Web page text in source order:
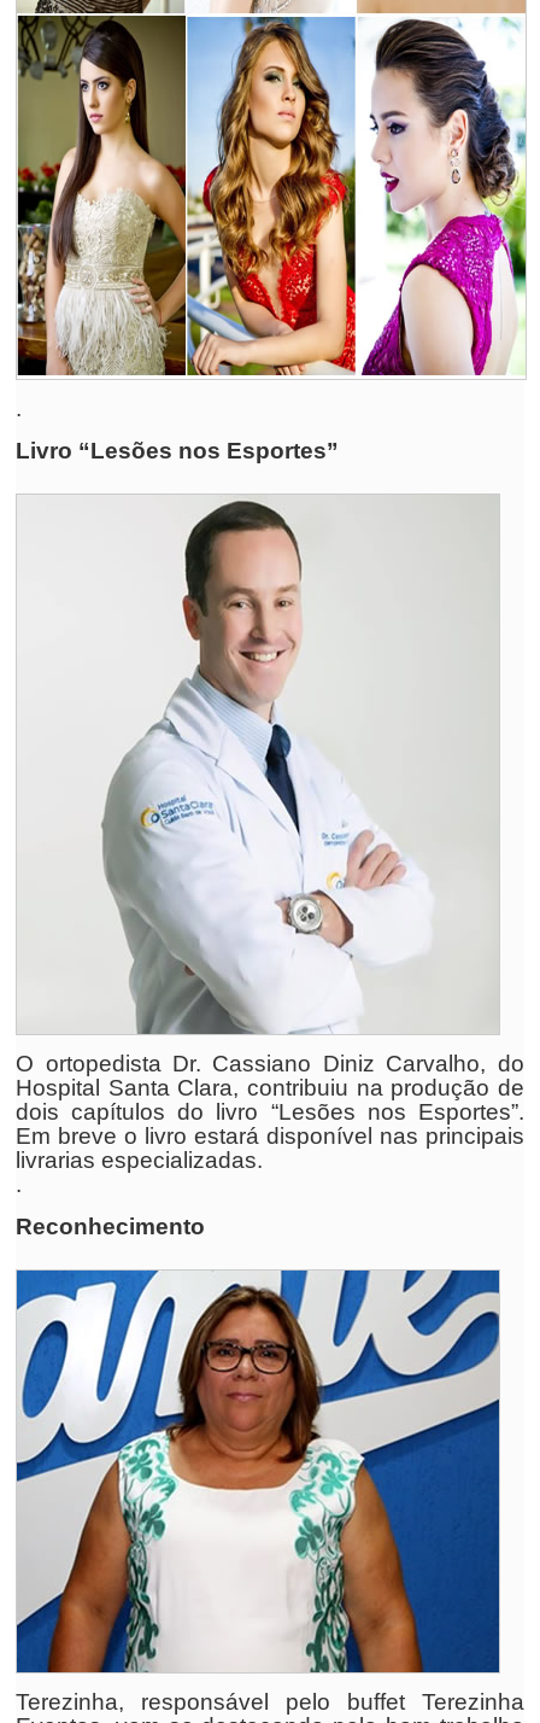
.
Livro “Lesões nos Esportes”
O ortopedista Dr. Cassiano Diniz Carvalho, do
Hospital Santa Clara, contribuiu na produção de
dois capítulos do livro “Lesões nos Esportes”.
Em breve o livro estará disponível nas principais
livrarias especializadas.
.
Reconhecimento
Terezinha, responsável pelo buffet Terezinha